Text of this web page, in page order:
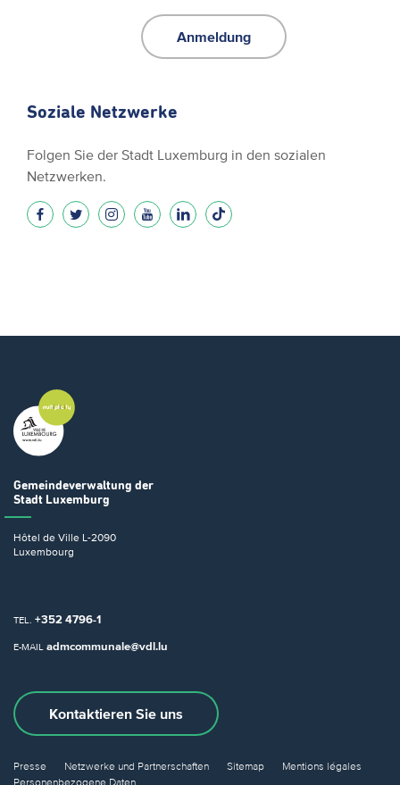
Anmeldung
Soziale Netzwerke
Folgen Sie der Stadt Luxemburg in den sozialen
Netzwerken.
Gemeindeverwaltung der
Stadt Luxemburg
Hôtel de Ville L-2090
Luxembourg
TEL. +352 4796-1
E-MAIL admcommunale@vdl.lu
Kontaktieren Sie uns
Presse Netzwerke und Partnerschaften Sitemap
Mentions légales
Personenbezogene Daten